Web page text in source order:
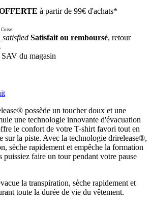
à partir de 99€ d'achats*
Satisfait ou remboursé, retour
du magasin
possède un toucher doux et une
une technologie innovante d'évacuation
le confort de votre T-shirt favori tout en
sur la piste. Avec la technologie drirelease®,
sèche rapidement et empêche la formation
puissiez faire un tour pendant votre pause
la transpiration, sèche rapidement et
toute la durée de vie du vêtement.